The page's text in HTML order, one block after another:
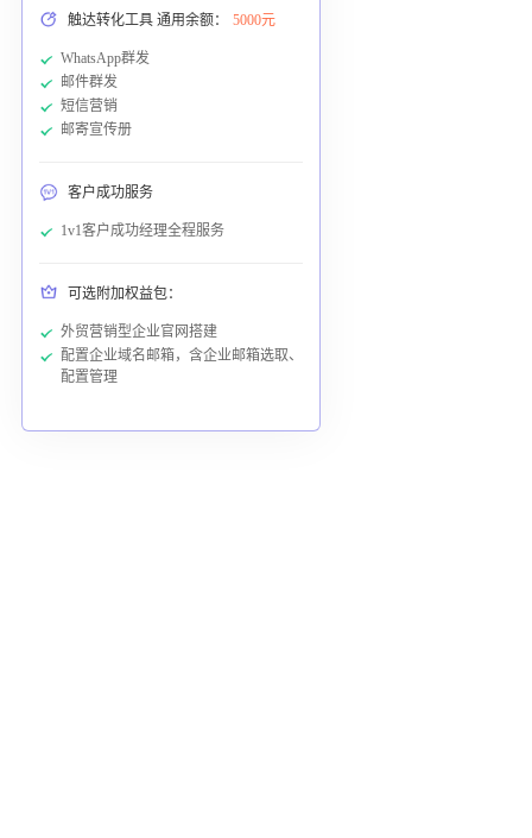
触达转化工具 通用余额： 5000元
WhatsApp群发
邮件群发
短信营销
邮寄宣传册
客户成功服务
1v1客户成功经理全程服务
可选附加权益包：
外贸营销型企业官网搭建
配置企业域名邮箱，含企业邮箱选取、
配置管理